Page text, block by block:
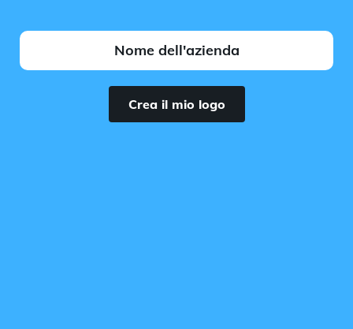
Crea il mio logo